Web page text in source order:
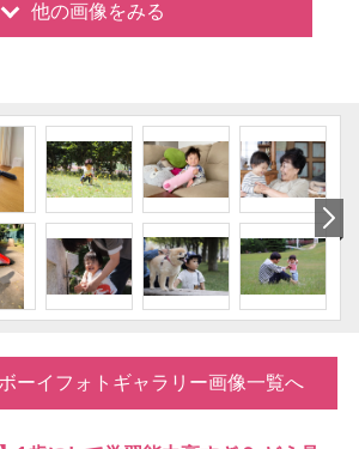
他の画像をみる
ーイフォトギャラリー画像一覧へ